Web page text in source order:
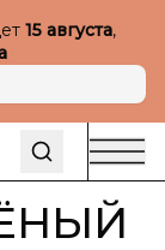
15 августа,